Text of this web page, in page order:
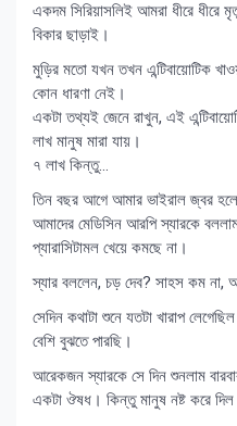
একদম সিরিয়াসলিই আমরা ধীরে ধীরে
বিকার ছাড়াই।
মুড়ির মতো যখন তখন এন্টিবায়োটিক
কোন ধারণা নেই।
একটা তথ্যই জেনে রাখুন, এই
লাখ মানুষ মারা যায়।
৭ লাখ কিন্তু…
তিন বছর আগে আমার ভাইরাল জ্বর
আমাদের মেডিসিন আরপি স্যারকে
প্যারাসিটামল খেয়ে কমছে না।
স্যার বললেন, চড় দেব? সাহস কম না,
সেদিন কথাটা শুনে যতটা খারাপ
বেশি বুঝতে পারছি।
আরেকজন স্যারকে সে দিন শুনলাম
একটা ঔষধ। কিন্তু মানুষ নষ্ট করে